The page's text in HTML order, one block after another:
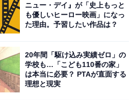
ニュー・デイ』が「史上もっと
も優しいヒーロー映画」になっ
た理由。予習したい作品は？
20年間「駆け込み実績ゼロ」の
学校も…「こども110番の家」
は本当に必要？ PTAが直面する
理想と現実